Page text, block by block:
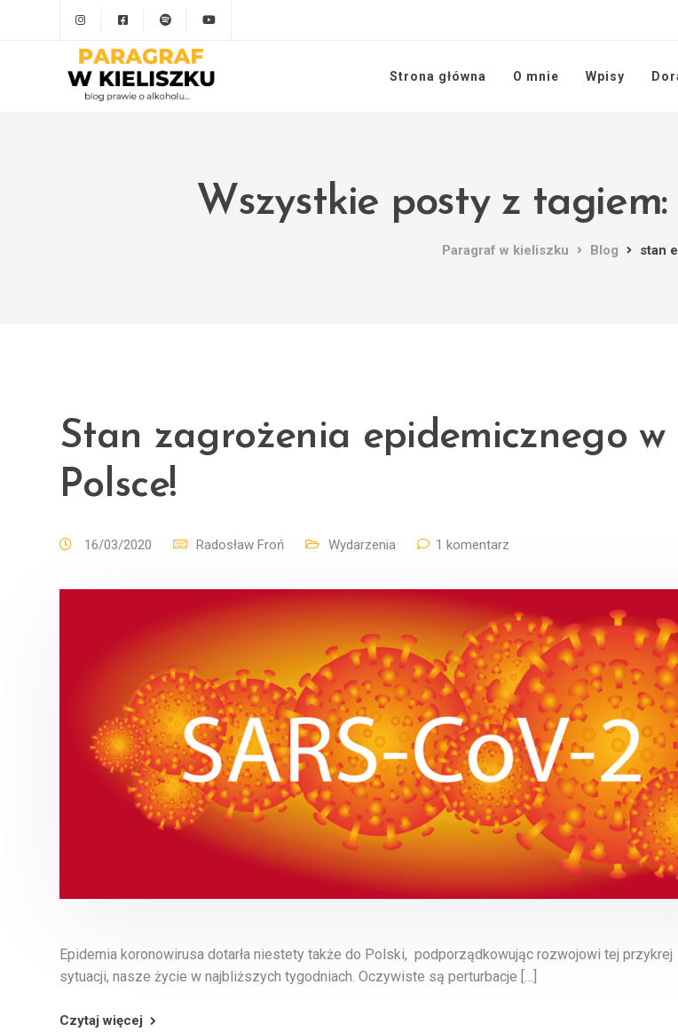
Strona główna O mnie Wpisy
Wszystkie posty z
Paragraf w kieliszku Blog stan
Stan zagrożenia epidemicznego w
Polsce!
16/03/2020 Radosław Froń Wydarzenia 1 komentarz
Epidemia koronowirusa dotarła niestety także do Polski, podporządkowując rozwojowi tej przykrej
sytuacji, nasze życie w najbliższych tygodniach. Oczywiste są perturbacje […]
Czytaj więcej